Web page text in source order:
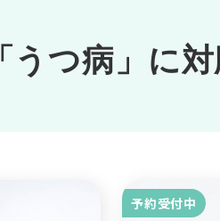
「うつ病」に
予約受付中